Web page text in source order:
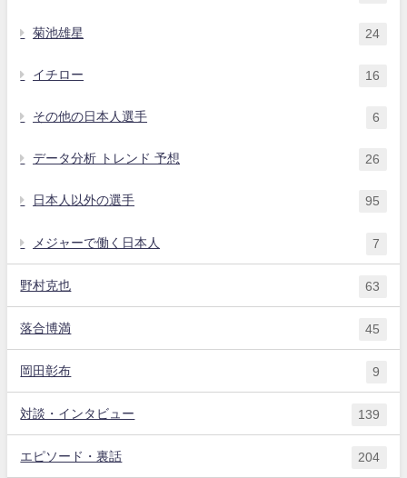
菊池雄星 24
イチロー 16
その他の日本人選手 6
データ分析 トレンド 予想 26
日本人以外の選手 95
メジャーで働く日本人 7
野村克也 63
落合博満 45
岡田彰布 9
対談・インタビュー 139
エピソード・裏話 204